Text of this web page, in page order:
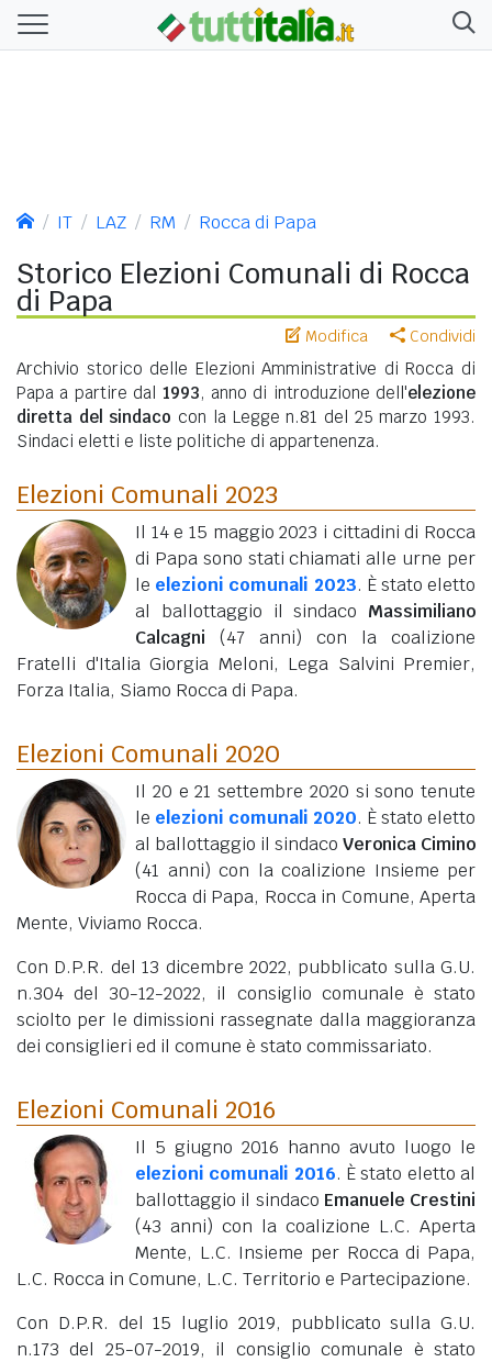
IT LAZ RM Rocca di Papa
Storico Elezioni Comunali di Rocca
di Papa
Modifica Condividi
Archivio storico delle Elezioni Amministrative di Rocca di
Papa a partire dal 1993, anno di introduzione dell'elezione
diretta del sindaco con la Legge n.81 del 25 marzo 1993.
Sindaci eletti e liste politiche di appartenenza.
Elezioni Comunali 2023
Il 14 e 15 maggio 2023 i cittadini di Rocca
di Papa sono stati chiamati alle urne per
le elezioni comunali 2023. È stato eletto
al ballottaggio il sindaco Massimiliano
Calcagni
(47 anni) con la coalizione
Fratelli d'Italia Giorgia Meloni, Lega Salvini Premier,
Forza Italia, Siamo Rocca di Papa.
Elezioni Comunali 2020
Il 20 e 21 settembre 2020 si sono tenute
le elezioni comunali 2020. È stato eletto
al ballottaggio il sindaco Veronica Cimino
(41 anni) con la coalizione Insieme per
Rocca di Papa, Rocca in Comune, Aperta
Mente, Viviamo Rocca.
Con D.P.R. del 13 dicembre 2022, pubblicato sulla G.U.
n.304 del 30-12-2022, il consiglio comunale è stato
sciolto per le dimissioni rassegnate dalla maggioranza
dei consiglieri ed il comune è stato commissariato.
Elezioni Comunali 2016
Il 5 giugno 2016 hanno avuto luogo le
elezioni comunali 2016. È stato eletto al
ballottaggio il sindaco Emanuele Crestini
(43 anni) con la coalizione L.C. Aperta
Mente, L.C. Insieme per Rocca di Papa,
L.C. Rocca in Comune, L.C. Territorio e Partecipazione.
Con D.P.R. del 15 luglio 2019, pubblicato sulla G.U.
n.173 del 25-07-2019, il consiglio comunale è stato